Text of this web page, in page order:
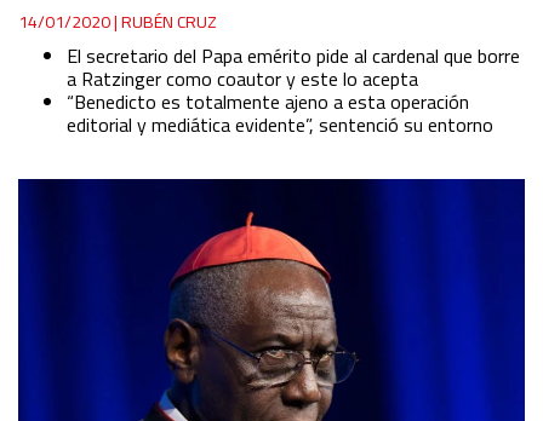
14/01/2020|RUBÉN CRUZ
El secretario del Papa emérito pide al cardenal que borre
a Ratzinger como coautor y este lo acepta
“Benedicto es totalmente ajeno a esta operación
editorial y mediática evidente”, sentenció su entorno